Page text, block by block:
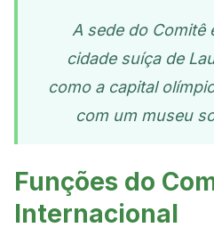
A sede do Comitê
cidade suíça de
como a capital
com um museu
Funções do
Internacional